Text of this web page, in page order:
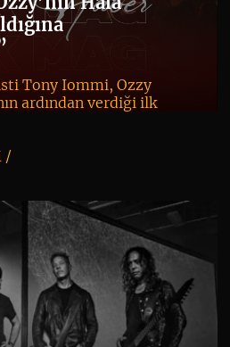
Tony Iommi, Ozzy
ardından verdiği ilk
/